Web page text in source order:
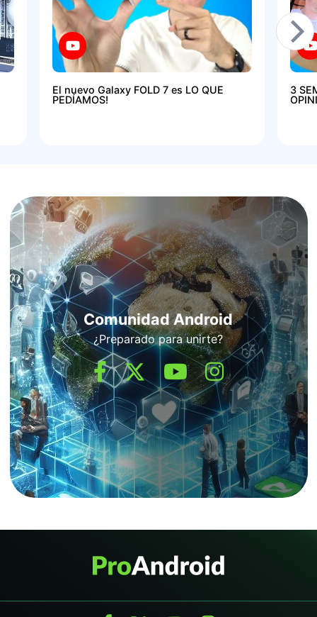
El nuevo Galaxy FOLD 7 es LO QUE
PEDÍAMOS!
3
Comunidad Android
¿Preparado para unirte?